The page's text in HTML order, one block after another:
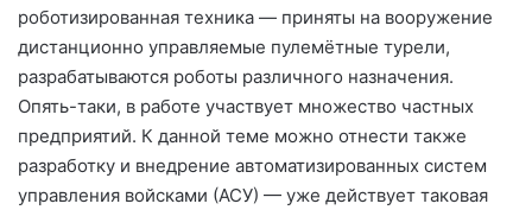
роботизированная техника — приняты на вооружение
дистанционно управляемые пулемётные турели,
разрабатываются роботы различного назначения.
Опять-таки, в работе участвует множество частных
предприятий. К данной теме можно отнести также
разработку и внедрение автоматизированных систем
управления войсками (АСУ) — уже действует таковая